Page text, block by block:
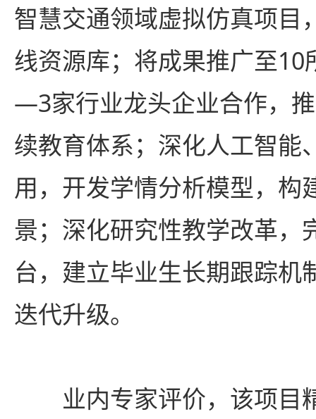
智慧交通领域虚拟仿真项目
线资源库；将成果推广至10
—3家行业龙头企业合作，
续教育体系；深化人工智能
用，开发学情分析模型，构
景；深化研究性教学改革，
台，建立毕业生长期跟踪机
迭代升级。
业内专家评价，该项目